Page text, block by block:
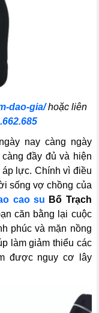
dao-gia/hoặc liên
nay càng ngày
đầy đủ và hiện
lực. Chính vì điều
sống vợ chồng của
cao su Bố Trạch
căn bằng lại cuộc
phúc và mặn nồng
làm giảm thiểu các
được nguy cơ lây